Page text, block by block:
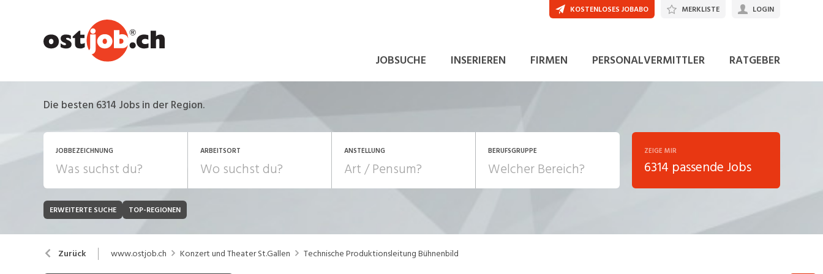
JOBSUCHE INSERIEREN FIRMEN PERSONALVERMITTLER RATGEBER
KOSTENLOSES JOBABO MERKLISTE LOGIN
Die besten 6314 Jobs in der Region.
JOBBEZEICHNUNG ARBEITSORT ANSTELLUNG
JOB-TYP
Festanstellung
Temporär (befristet)
BERUFSGRUPPE
Bank, Versicherung
Chemie, Pharma, Biotechnologie
Consulting, Human Resources Einkauf, Logistik, Transport,
ZEIGE MIR
6314 passende Jobs
ERWEITERTE SUCHE TOP-REGIONEN
Zurück www.ostjob.ch Konzert und Theater St.Gallen Technische Produktionsleitung Bühnenbild
JETZT BEWERBEN